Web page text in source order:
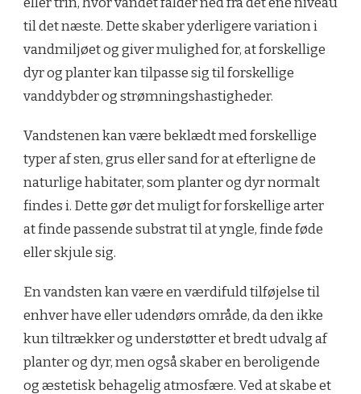
til det næste. Dette skaber yderligere variation i
vandmiljøet og giver mulighed for, at forskellige
dyr og planter kan tilpasse sig til forskellige
vanddybder og strømningshastigheder.
Vandstenen kan være beklædt med forskellige
typer af sten, grus eller sand for at efterligne de
naturlige habitater, som planter og dyr normalt
findes i. Dette gør det muligt for forskellige arter
at finde passende substrat til at yngle, finde føde
eller skjule sig.
En vandsten kan være en værdifuld tilføjelse til
enhver have eller udendørs område, da den ikke
kun tiltrækker og understøtter et bredt udvalg af
planter og dyr, men også skaber en beroligende
og æstetisk behagelig atmosfære. Ved at skabe et